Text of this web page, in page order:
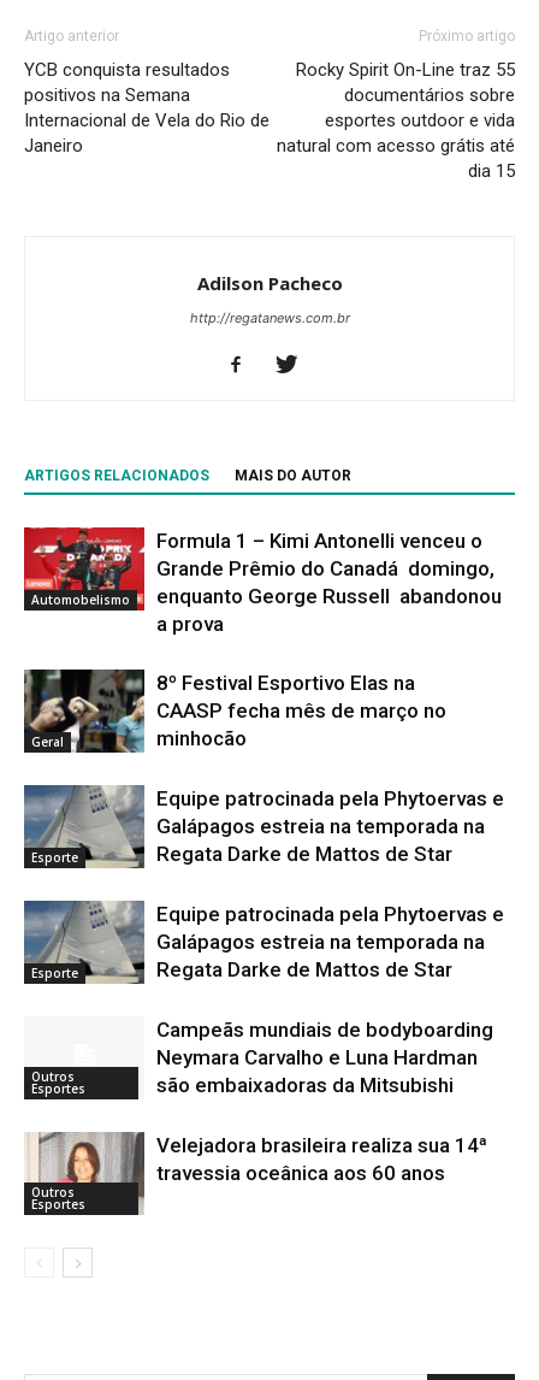
Artigo anterior
YCB conquista resultados
positivos na Semana
Internacional de Vela do Rio de
Janeiro
Próximo artigo
Rocky Spirit On-Line traz 55
documentários sobre
esportes outdoor e vida
natural com acesso grátis até
dia 15
Adilson Pacheco
http://regatanews.com.br
ARTIGOS RELACIONADOS MAIS DO AUTOR
Automobelismo
Formula 1 – Kimi Antonelli venceu o
Grande Prêmio do Canadá domingo,
enquanto George Russell abandonou
a prova
Geral
8º Festival Esportivo Elas na
CAASP fecha mês de março no
minhocão
Esporte
Equipe patrocinada pela Phytoervas e
Galápagos estreia na temporada na
Regata Darke de Mattos de Star
Esporte
Equipe patrocinada pela Phytoervas e
Galápagos estreia na temporada na
Regata Darke de Mattos de Star
Outros
Esportes
Campeãs mundiais de bodyboarding
Neymara Carvalho e Luna Hardman
são embaixadoras da Mitsubishi
Outros
Esportes
Velejadora brasileira realiza sua 14ª
travessia oceânica aos 60 anos